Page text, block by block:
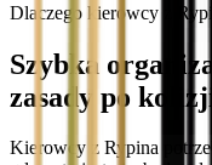
Dlaczego kierowcy z
Szybka
zasady po kolizji
Kierowcy z Rypina